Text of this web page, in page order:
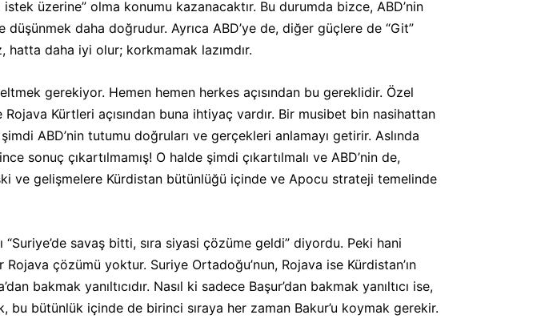
istek üzerine” olma konumu kazanacaktır. Bu durumda bizce, ABD’nin
daha doğrudur. Ayrıca ABD’ye de, diğer güçlere de “Git”
daha iyi olur; korkmamak lazımdır.
gerekiyor. Hemen hemen herkes açısından bu gereklidir. Özel
Kürtleri açısından buna ihtiyaç vardır. Bir musibet bin nasihattan
ABD’nin tutumu doğruları ve gerçekleri anlamayı getirir. Aslında
sonuç çıkartılmamış! O halde şimdi çıkartılmalı ve ABD’nin de,
ve gelişmelere Kürdistan bütünlüğü içinde ve Apocu strateji temelinde
“Suriye’de savaş bitti, sıra siyasi çözüme geldi” diyordu. Peki hani
çözümü yoktur. Suriye Ortadoğu’nun, Rojava ise Kürdistan’ın
bakmak yanıltıcıdır. Nasıl ki sadece Başur’dan bakmak yanıltıcı ise,
bu bütünlük içinde de birinci sıraya her zaman Bakur’u koymak gerekir.